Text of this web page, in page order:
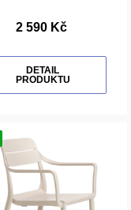
2 590 Kč
DETAIL
PRODUKTU